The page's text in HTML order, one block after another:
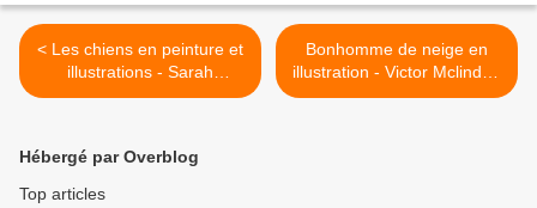
< Les chiens en peinture et
illustrations - Sarah
Summer
Bonhomme de neige en
illustration - Victor Mclindon
>
Hébergé par Overblog
Top articles